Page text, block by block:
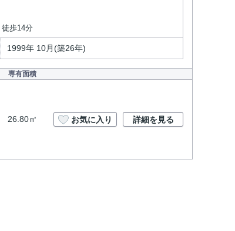
歩14分
1999年 10月(築26年)
専有面積
26.80㎡ お気に入り 詳細を見る